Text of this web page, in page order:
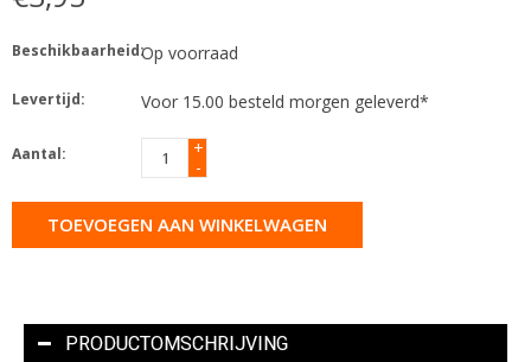
Beschikbaarheid:Op voorraad
Levertijd: Voor 15.00 besteld morgen geleverd*
Aantal:
+
-
TOEVOEGEN AAN WINKELWAGEN
PRODUCTOMSCHRIJVING